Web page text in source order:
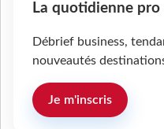
La quotidienne pro
Débrief business,
nouveautés
Je m'inscris